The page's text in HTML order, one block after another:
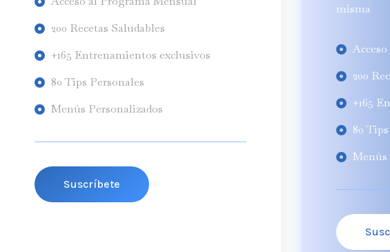
200 Recetas Saludables
+165 Entrenamientos exclusivos
80 Tips Personales
Menús Personalizados
Suscríbete
misma
200
+165
80
Menús